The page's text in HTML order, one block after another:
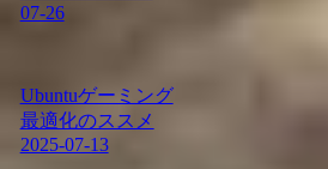
07-26
Ubuntuゲーミング
最適化のススメ
2025-07-13